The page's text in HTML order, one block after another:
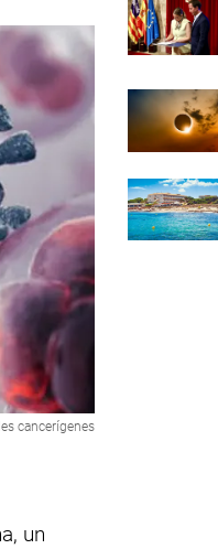
cancerígenes
un